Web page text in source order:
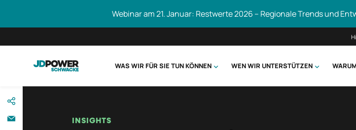
zum
Inhalt
Webinar am 21. Januar: Restwerte 2026 – Regionale Trends und
WAS WIR FÜR SIE TUN KÖNNEN WEN WIR UNTERSTÜTZEN
INSIGHTS